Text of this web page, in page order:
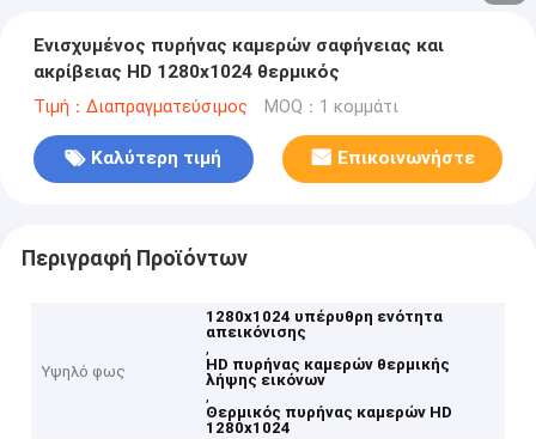
Ενισχυμένος πυρήνας καμερών σαφήνειας και
ακρίβειας HD 1280x1024 θερμικός
Τιμή：Διαπραγματεύσιμος MOQ：1 κομμάτι
Καλύτερη τιμή Επικοινωνήστε
Περιγραφή Προϊόντων
Υψηλό φως
1280x1024 υπέρυθρη ενότητα
απεικόνισης
,
HD πυρήνας καμερών θερμικής
λήψης εικόνων
,
Θερμικός πυρήνας καμερών HD
1280x1024